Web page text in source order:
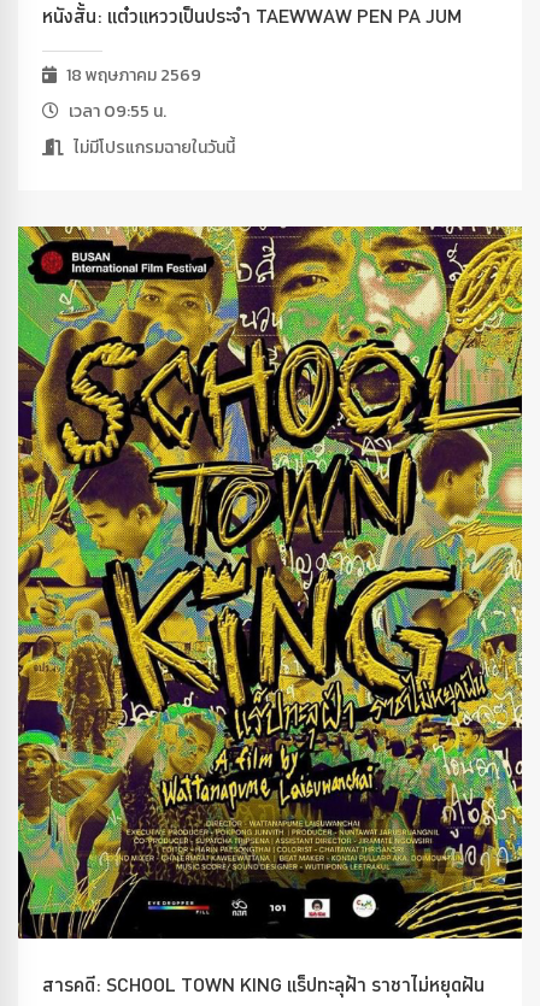
หนังสั้น: แต๋วแหววเป็นประจำ TAEWWAW PEN PA JUM
18 พฤษภาคม 2569
เวลา 09:55 น.
ไม่มีโปรแกรมฉายในวันนี้
สารคดี: SCHOOL TOWN KING แร็ปทะลุฝ้า ราชาไม่หยุดฝัน